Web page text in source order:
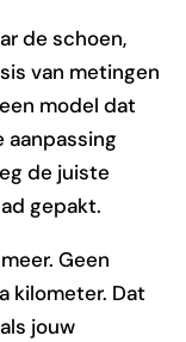
de schoen,
van metingen
model dat
aanpassing
de juiste
gepakt.
Geen
kilometer. Dat
jouw